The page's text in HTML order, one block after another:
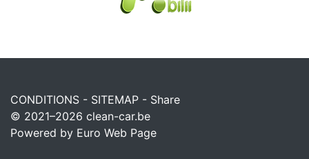
CONDITIONS - SITEMAP - Share
© 2021–2026 clean-car.be
Powered by Euro Web Page